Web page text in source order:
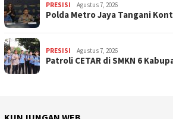
PRESISI Agustus 7, 2026
Polda Metro Jaya Tangani
PRESISI Agustus 7, 2026
Patroli CETAR di SMKN 6